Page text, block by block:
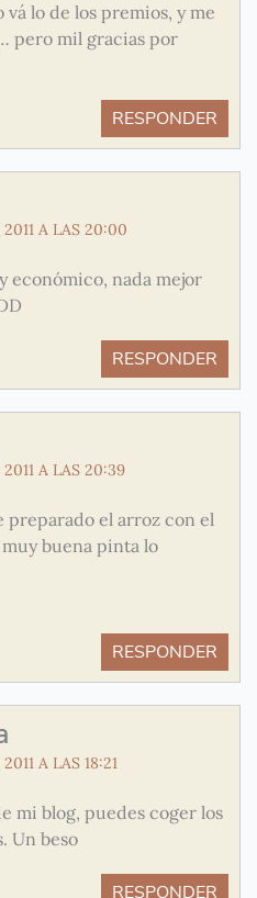
lo de los premios, y me
pero mil gracias por
RESPONDER
A LAS 20:00
económico, nada mejor
RESPONDER
A LAS 20:39
preparado el arroz con el
buena pinta lo
RESPONDER
A LAS 18:21
mi blog, puedes coger los
Un beso
RESPONDER